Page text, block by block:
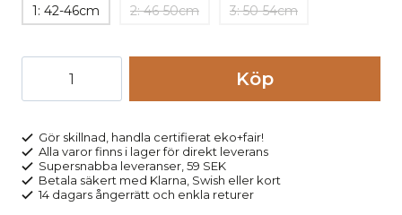
1: 42-46cm 2: 46-50cm 3: 50-54cm
stickad
barn,
0,5-
8
år
Köp
Gör skillnad, handla certifierat eko+fair!
Alla varor finns i lager för direkt leverans
Supersnabba leveranser, 59 SEK
Betala säkert med Klarna, Swish eller kort
14 dagars ångerrätt och enkla returer